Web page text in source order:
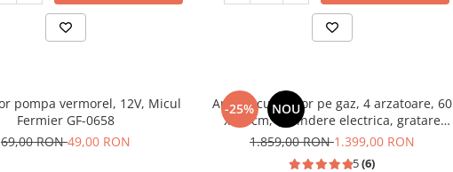
pompa vermorel, 12V, Micul
Fermier GF-0658
69,00 RON49,00 RON
-25% NOU
Aragaz cu cuptor pe gaz, 4 arzatoare, 60
x 60 cm, aprindere electrica, gratare
fonta, timer, lumina, Samus
1.859,00 RON1.399,00 RON
5(6)